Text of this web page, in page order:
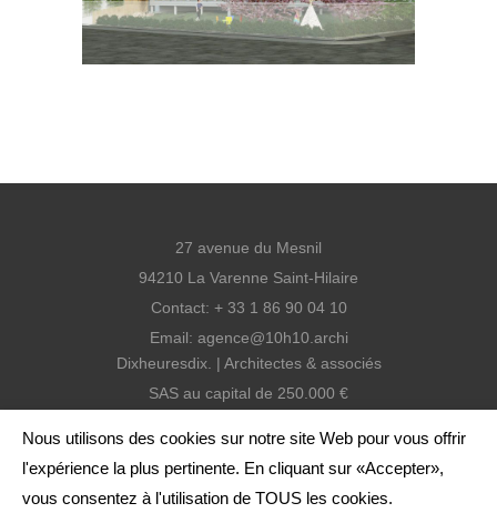
27 avenue du Mesnil
94210 La Varenne Saint-Hilaire
Contact: + 33 1 86 90 04 10
Email: agence@10h10.archi
Dixheuresdix. | Architectes & associés
SAS au capital de 250.000 €
Agence inscrite à l'ordre
Code APE: 7111Z
Nous utilisons des cookies sur notre site Web pour vous offrir
l'expérience la plus pertinente. En cliquant sur «Accepter»,
vous consentez à l'utilisation de TOUS les cookies.